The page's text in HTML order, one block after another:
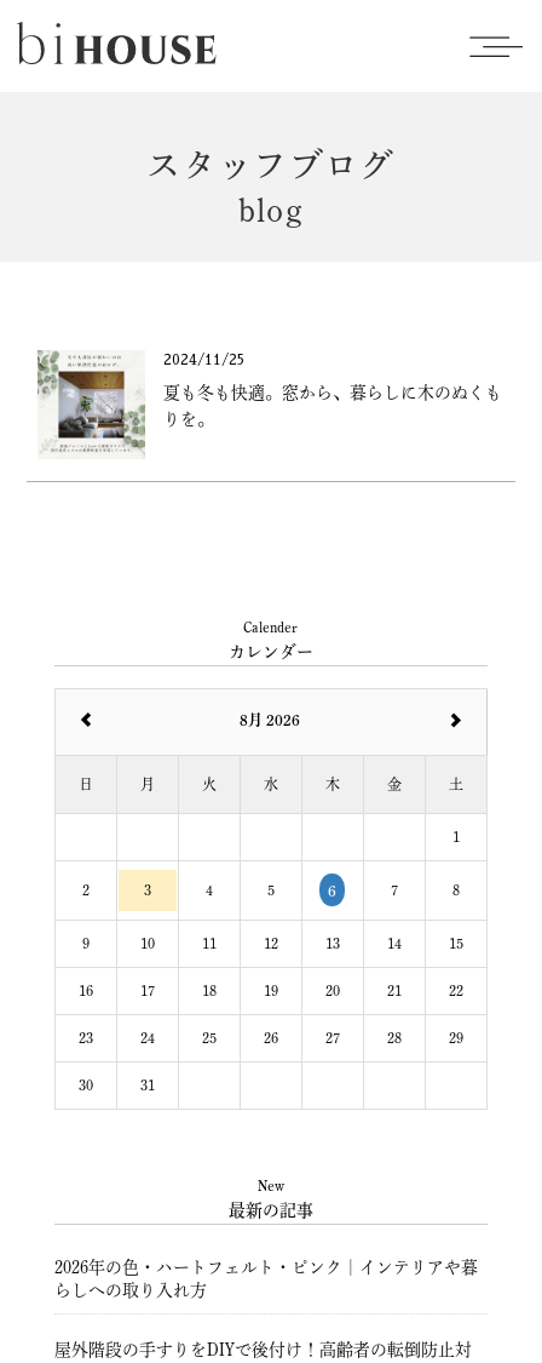
スタッフブログ
blog
2024/11/25
夏も冬も快適。窓から、暮らしに木のぬくも
りを。
Calender
カレンダー
8月 2026
日 月 火 水 木 金 土
1
2 3 4 5 6 7 8
9 10 11 12 13 14 15
16 17 18 19 20 21 22
23 24 25 26 27 28 29
30 31
New
最新の記事
2026年の色・ハートフェルト・ピンク｜インテリアや暮
らしへの取り入れ方
屋外階段の手すりをDIYで後付け！高齢者の転倒防止対